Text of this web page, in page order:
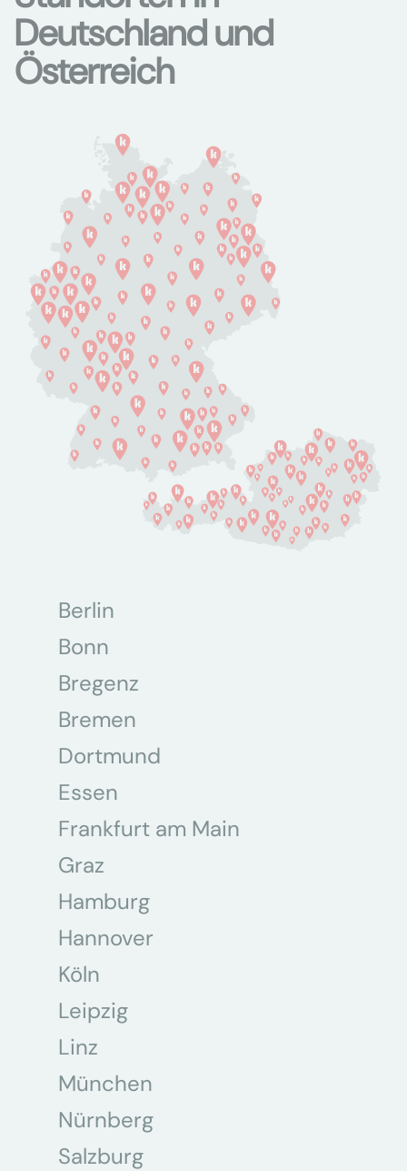
Deutschland und
Österreich
Berlin
Bonn
Bregenz
Bremen
Dortmund
Essen
Frankfurt am Main
Graz
Hamburg
Hannover
Köln
Leipzig
Linz
München
Nürnberg
Salzburg